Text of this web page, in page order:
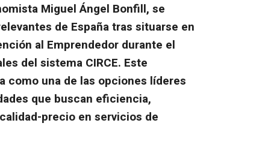
Miguel Ángel Bonfill, se
de España tras situarse en
al Emprendedor durante el
del sistema CIRCE. Este
como una de las opciones líderes
que buscan eficiencia,
precio en servicios de